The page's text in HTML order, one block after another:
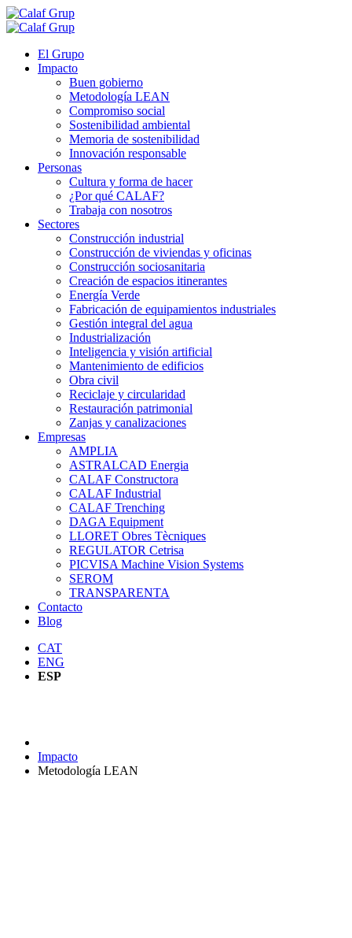
Saltar
al
El Grupo
Impacto
Buen gobierno
Metodología LEAN
Compromiso social
Sostenibilidad ambiental
Memoria de sostenibilidad
Innovación responsable
Personas
Cultura y forma de hacer
¿Por qué CALAF?
Trabaja con nosotros
Sectores
Construcción industrial
Construcción de viviendas y oficinas
Construcción sociosanitaria
Creación de espacios itinerantes
Energía Verde
Fabricación de equipamientos industriales
Gestión integral del agua
Industrialización
Inteligencia y visión artificial
Mantenimiento de edificios
Obra civil
Reciclaje y circularidad
Restauración patrimonial
Zanjas y canalizaciones
Empresas
AMPLIA
ASTRALCAD Energia
CALAF Constructora
CALAF Industrial
CALAF Trenching
DAGA Equipment
LLORET Obres Tècniques
REGULATOR Cetrisa
PICVISA Machine Vision Systems
SEROM
TRANSPARENTA
Contacto
Blog
CAT
ENG
ESP
Impacto
Metodología LEAN